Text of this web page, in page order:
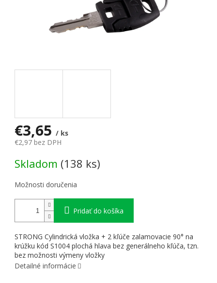
€3,65 / ks
€2,97 bez DPH
Skladom (138 ks)
Možnosti doručenia
Pridať do košíka
STRONG Cylindrická vložka + 2 kľúče zalamovacie 90° na
krúžku kód S1004 plochá hlava bez generálneho kľúča, tzn.
bez možnosti výmeny vložky
Detailné informácie